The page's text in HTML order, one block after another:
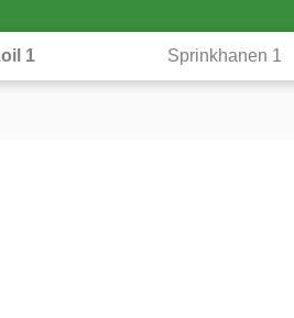
1 Sprinkhanen 1